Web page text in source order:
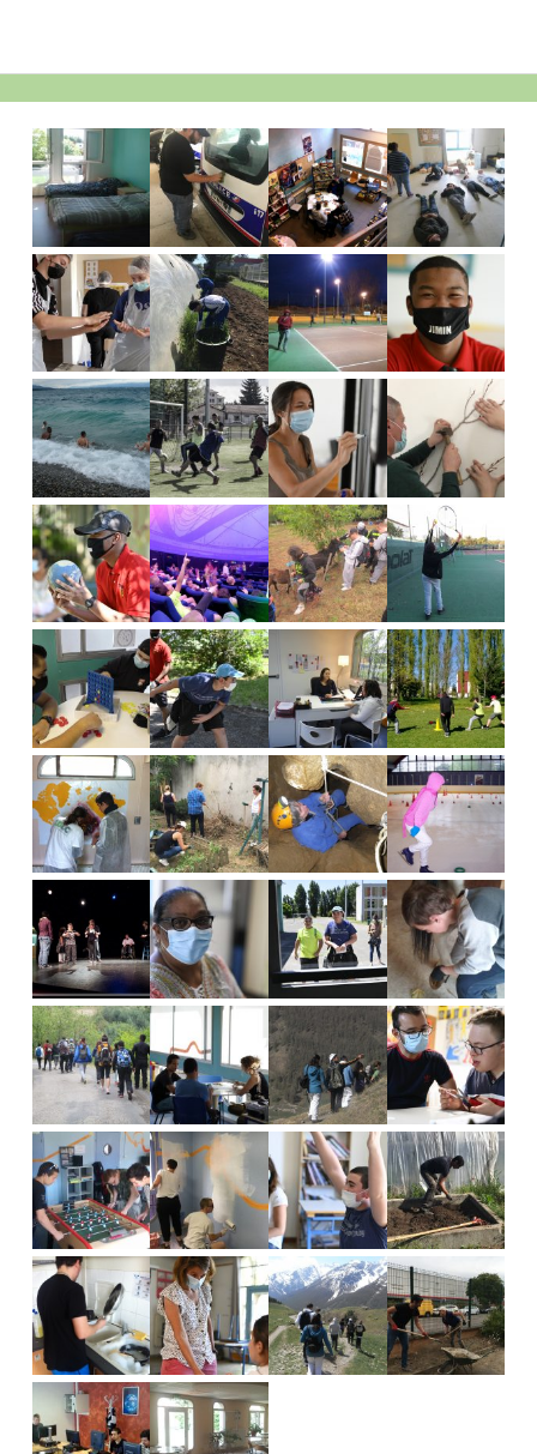
Barre
latérale
principale